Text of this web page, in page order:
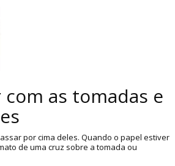
as tomadas e
por cima deles. Quando o papel estiver
de uma cruz sobre a tomada ou